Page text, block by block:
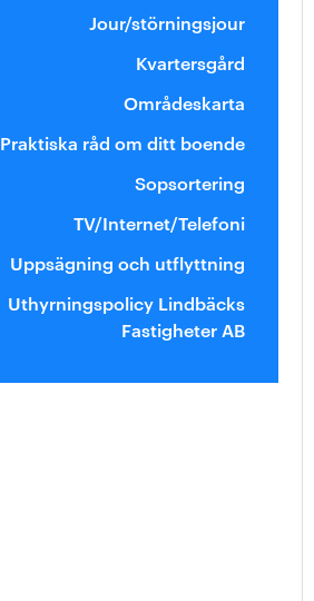
Jour/störningsjour
Kvartersgård
Områdeskarta
Praktiska råd om ditt boende
Sopsortering
TV/Internet/Telefoni
Uppsägning och utflyttning
Uthyrningspolicy Lindbäcks
Fastigheter AB